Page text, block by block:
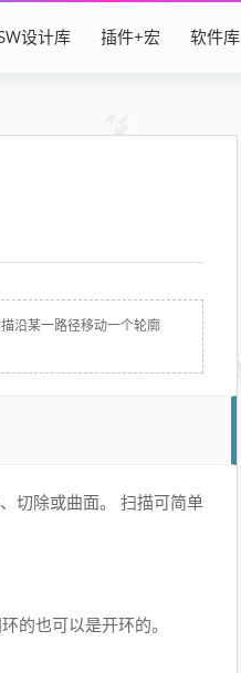
设计库 插件+宏 软件库
沿某一路径移动一个轮廓
切除或曲面。 扫描可简单
的也可以是开环的。